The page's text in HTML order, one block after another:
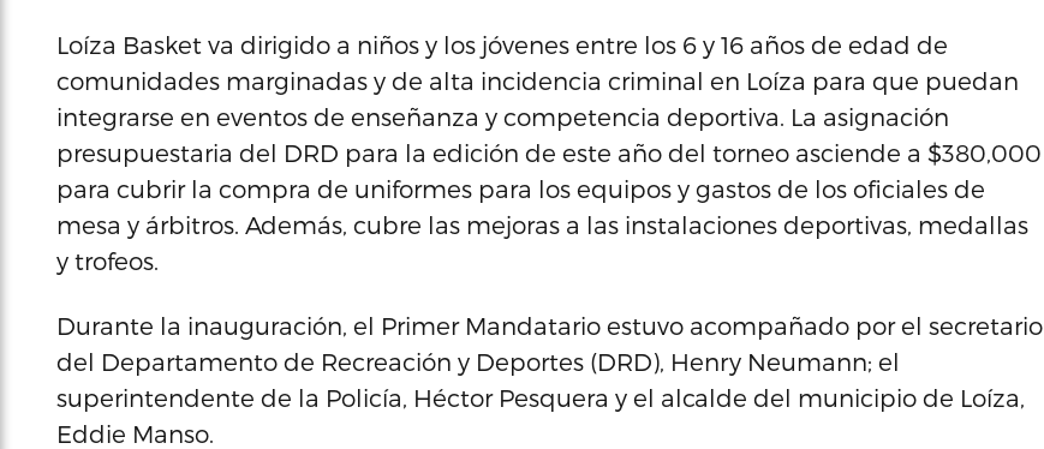
Loíza Basket va dirigido a niños y los jóvenes entre los 6 y 16 años de edad de
comunidades marginadas y de alta incidencia criminal en Loíza para que puedan
integrarse en eventos de enseñanza y competencia deportiva. La asignación
presupuestaria del DRD para la edición de este año del torneo asciende a $380,000
para cubrir la compra de uniformes para los equipos y gastos de los oficiales de
mesa y árbitros. Además, cubre las mejoras a las instalaciones deportivas, medallas
y trofeos.
Durante la inauguración, el Primer Mandatario estuvo acompañado por el secretario
del Departamento de Recreación y Deportes (DRD), Henry Neumann; el
superintendente de la Policía, Héctor Pesquera y el alcalde del municipio de Loíza,
Eddie Manso.